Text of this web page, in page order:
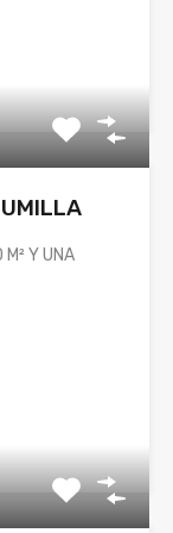
M² Y UNA